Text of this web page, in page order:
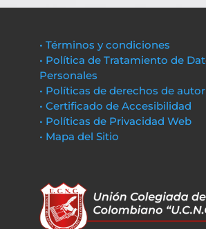
• Términos y condiciones
• Política de Tratamiento de
Personales
• Políticas de derechos de autor
• Certificado de Accesibilidad
• Políticas de Privacidad Web
• Mapa del Sitio